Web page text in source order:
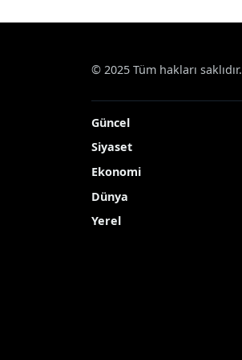
© 2025 Tüm hakları saklıdır.
Güncel
Siyaset
Ekonomi
Dünya
Yerel